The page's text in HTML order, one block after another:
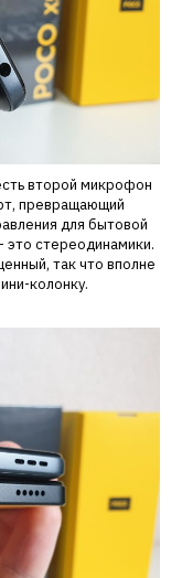
второй микрофон
превращающий
для бытовой
это стереодинамики.
так что вполне
колонку.